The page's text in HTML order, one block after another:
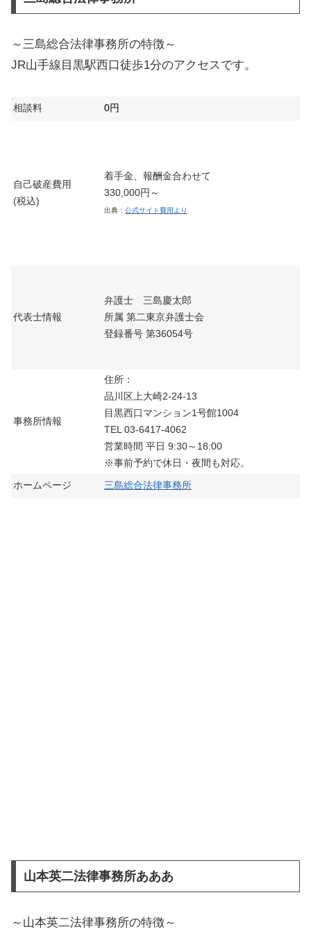
～三島総合法律事務所の特徴～
JR山手線目黒駅西口徒歩1分のアクセスです。
相談料 0円
自己破産費用
(税込)
着手金、報酬金合わせて
330,000円～
出典： 公式サイト費用より
代表士情報
弁護士 三島慶太郎
所属 第二東京弁護士会
登録番号 第36054号
事務所情報
住所：
品川区上大崎2-24-13
目黒西口マンション1号館1004
TEL 03-6417-4062
営業時間 平日 9:30～18:00
※事前予約で休日・夜間も対応。
ホームページ 三島総合法律事務所
山本英二法律事務所あああ
～山本英二法律事務所の特徴～